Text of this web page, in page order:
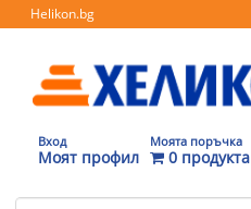
Helikon.bg
Вход
Моят профил
Моята поръчка
0 продукта